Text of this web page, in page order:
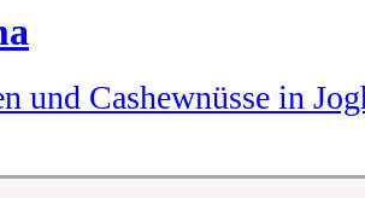
und Cashewnüsse in